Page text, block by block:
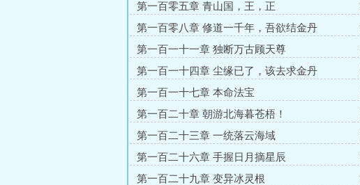
第一百零五章 青山国，王，正
第一百零八章 修道一千年，吾欲结金丹
第一百一十一章 独断万古顾天尊
第一百一十四章 尘缘已了，该去求金丹
第一百一十七章 本命法宝
第一百二十章 朝游北海暮苍梧！
第一百二十三章 一统落云海域
第一百二十六章 手握日月摘星辰
第一百二十九章 变异冰灵根